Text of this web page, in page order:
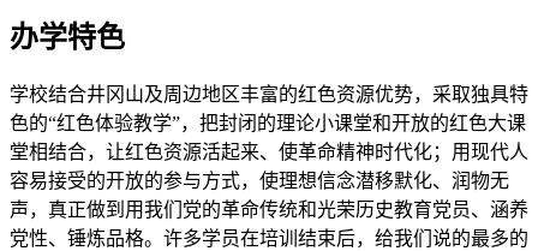
办学特色
学校结合井冈山及周边地区丰富的红色资源优势，采取独具特
色的“红色体验教学”，把封闭的理论小课堂和开放的红色大课
堂相结合，让红色资源活起来、使革命精神时代化；用现代人
容易接受的开放的参与方式，使理想信念潜移默化、润物无
声，真正做到用我们党的革命传统和光荣历史教育党员、涵养
党性、锤炼品格。许多学员在培训结束后，给我们说的最多的